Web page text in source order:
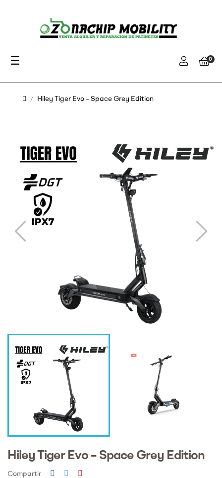
Navegación
palanca
☰ 0
Hiley Tiger Evo – Space Grey Edition
Hiley Tiger Evo – Space Grey Edition
Compartir